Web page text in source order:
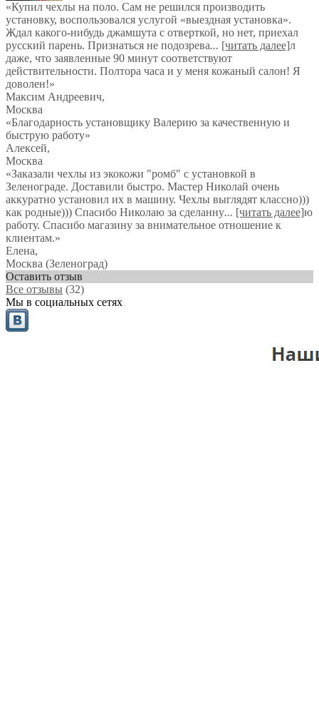
«Купил чехлы на поло. Сам не решился производить
установку, воспользовался услугой «выездная установка».
Ждал какого-нибудь джамшута с отверткой, но нет, приехал
русский парень. Признаться не подозрева... [читать далее]л
даже, что заявленные 90 минут соответствуют
действительности. Полтора часа и у меня кожаный салон! Я
доволен!»
Максим Андреевич,
Москва
«Благодарность установщику Валерию за качественную и
быструю работу»
Алексей,
Москва
«Заказали чехлы из экокожи "ромб" с установкой в
Зеленограде. Доставили быстро. Мастер Николай очень
аккуратно установил их в машину. Чехлы выглядят классно)))
как родные))) Спасибо Николаю за сделанну... [читать далее]ю
работу. Спасибо магазину за внимательное отношение к
клиентам.»
Елена,
Москва (Зеленоград)
Оставить отзыв
Все отзывы (32)
Мы в социальных сетях